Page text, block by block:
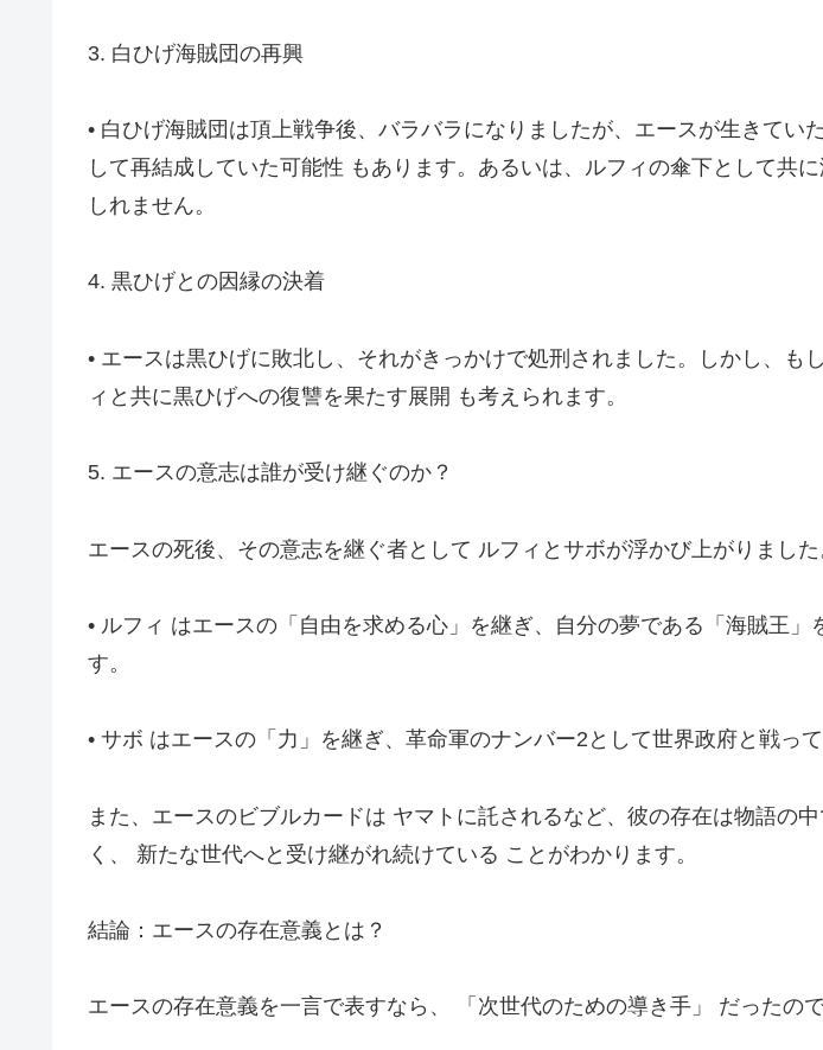
3. 白ひげ海賊団の再興
• 白ひげ海賊団は頂上戦争後、バラバラになりましたが、エースが生きてい
して再結成していた可能性 もあります。あるいは、ルフィの傘下として共
しれません。
4. 黒ひげとの因縁の決着
• エースは黒ひげに敗北し、それがきっかけで処刑されました。しかし、も
ィと共に黒ひげへの復讐を果たす展開 も考えられます。
5. エースの意志は誰が受け継ぐのか？
エースの死後、その意志を継ぐ者として ルフィとサボが浮かび上がりました
• ルフィ はエースの「自由を求める心」を継ぎ、自分の夢である「海賊王」
す。
• サボ はエースの「力」を継ぎ、革命軍のナンバー2として世界政府と戦って
また、エースのビブルカードは ヤマトに託されるなど、彼の存在は物語の
く、 新たな世代へと受け継がれ続けている ことがわかります。
結論：エースの存在意義とは？
エースの存在意義を一言で表すなら、 「次世代のための導き手」 だったの